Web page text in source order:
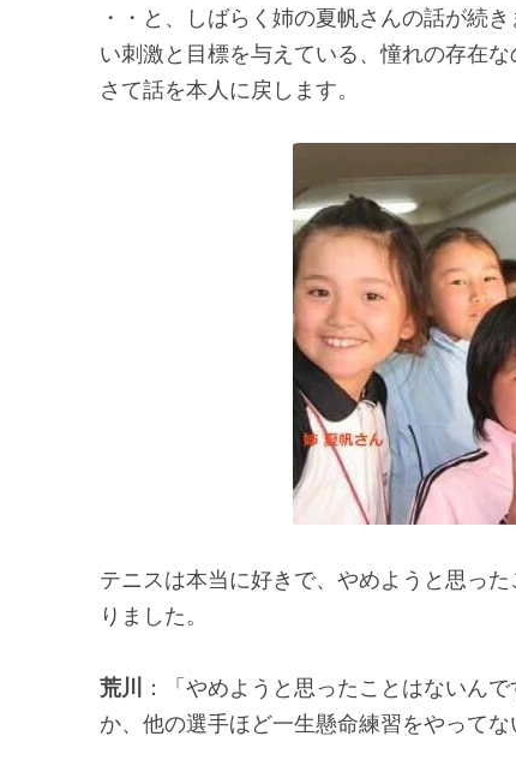
・・と、しばらく姉の夏帆さんの話が続
い刺激と目標を与えている、憧れの存在な
さて話を本人に戻します。
テニスは本当に好きで、やめようと思っ
りました。
荒川 ：「やめようと思ったことはないん
か、他の選手ほど一生懸命練習をやってな